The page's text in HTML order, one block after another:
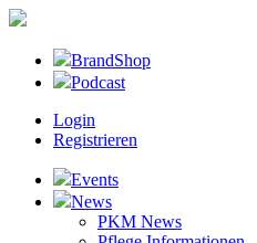
BrandShop
Podcast
Login
Registrieren
Events
News
PKM News